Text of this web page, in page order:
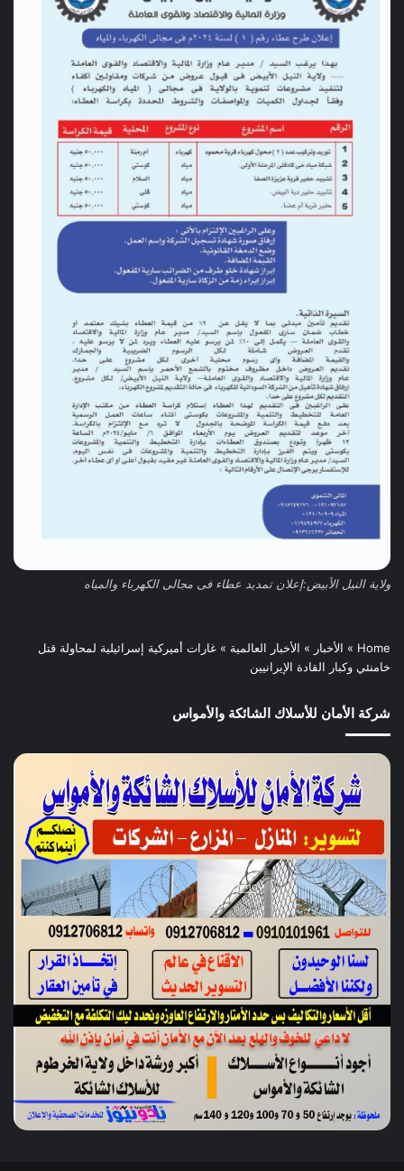
ولاية النيل الأبيض:إعلان تمديد عطاء فى مجالى الكهرباء والمياه
Home
» الأخبار » الأخبار العالمية » غارات أميركية إسرائيلية لمحاولة قتل
خامنئي وكبار القادة الإيرانيين
شركة الأمان للأسلاك الشائكة والأمواس